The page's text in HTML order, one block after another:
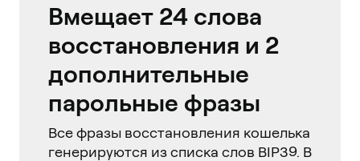
Вмещает 24 слова
восстановления и 2
дополнительные
парольные фразы
Все фразы восстановления кошелька
генерируются из списка слов BIP39. В